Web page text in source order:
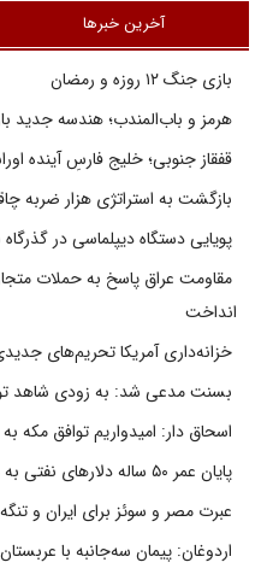
آخرین خبرها
بازی جنگ ۱۲ روزه و رمضان
هرمز و باب‌المندب؛ هندسه جدید
قفقاز جنوبی؛ خلیج فارسِ آینده
بازگشت به استراتژی هزار ضربه
پویایی دستگاه دیپلماسی در
مقاومت عراق پاسخ به حملات
انداخت
خزانه‌داری آمریکا تحریم‌های
بسنت مدعی شد: به زودی شاهد
اسحاق دار: امیدواریم توافق مکه
پایان عمر ۵۰ ساله دلارهای نفتی به دست ایران
عبرت مصر و سوئز برای ایران و
اردوغان: پیمان سه‌جانبه با